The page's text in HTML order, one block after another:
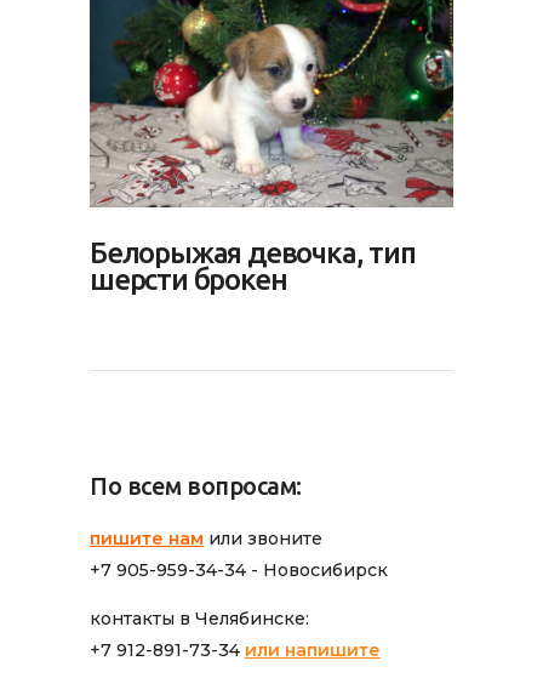
Белорыжая девочка, тип
шерсти брокен
По всем вопросам:
пишите нам или звоните
+7 905-959-34-34 - Новосибирск
контакты в Челябинске:
+7 912-891-73-34 или напишите